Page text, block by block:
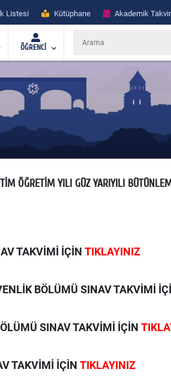
Listesi Kütüphane Akademik
ÖĞRENCİ
ÖĞRETİM YILI GÜZ YARIYILI
TAKVİMİ İÇİN TIKLAYINIZ
BÖLÜMÜ SINAV TAKVİMİ
SINAV TAKVİMİ İÇİN
TAKVİMİ İÇİN TIKLAYINIZ